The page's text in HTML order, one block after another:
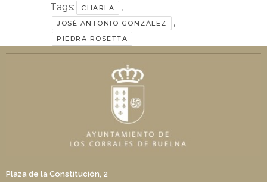
Tags: CHARLA ,
JOSÉ ANTONIO GONZÁLEZ ,
PIEDRA ROSETTA
Plaza de la Constitución, 2